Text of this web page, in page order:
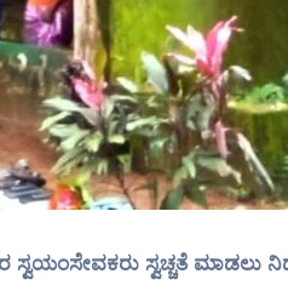
ಸ್ವಚ್ಚತೆ ಮಾಡಲು